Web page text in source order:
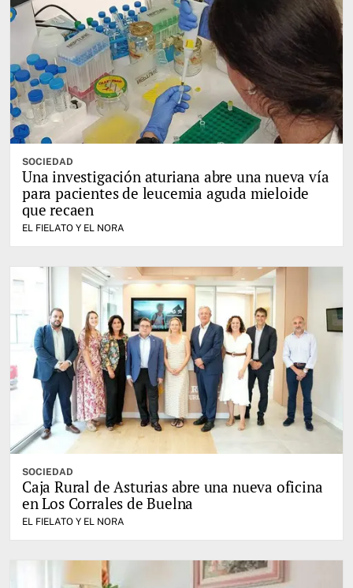
SOCIEDAD
Una investigación aturiana abre una nueva vía
para pacientes de leucemia aguda mieloide
que recaen
EL FIELATO Y EL NORA
SOCIEDAD
Caja Rural de Asturias abre una nueva oficina
en Los Corrales de Buelna
EL FIELATO Y EL NORA